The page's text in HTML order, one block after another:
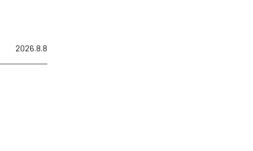
2026.8.8